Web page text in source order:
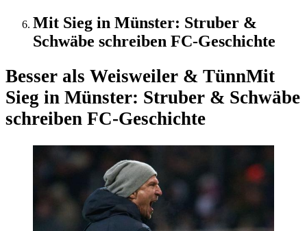
Mit Sieg in Münster: Struber &
Schwäbe schreiben FC-Geschichte
Besser als Weisweiler & TünnMit
Sieg in Münster: Struber & Schwäbe
schreiben FC-Geschichte